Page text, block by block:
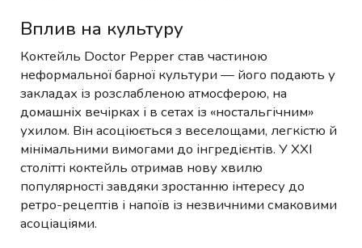
Вплив на культуру
Коктейль Doctor Pepper став частиною
неформальної барної культури — його подають у
закладах із розслабленою атмосферою, на
домашніх вечірках і в сетах із «ностальгічним»
ухилом. Він асоціюється з веселощами, легкістю й
мінімальними вимогами до інгредієнтів. У XXI
столітті коктейль отримав нову хвилю
популярності завдяки зростанню інтересу до
ретро-рецептів і напоїв із незвичними смаковими
асоціаціями.